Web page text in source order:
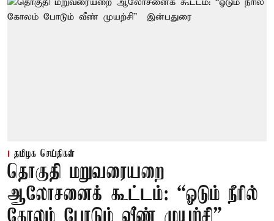
தமிழக செய்திகள்
தொகுதி மறுவரையறை
ஆலோசனைக் கூட்டம்: “ஓடும் நீரில்